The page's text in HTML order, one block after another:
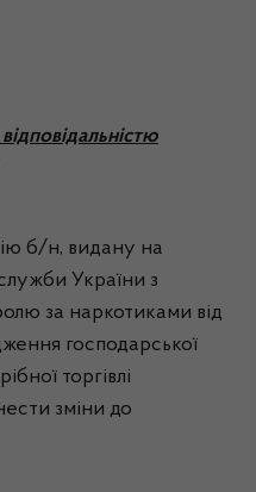
б/н, видану на
України з
за наркотиками від
господарської
торгівлі
зміни до